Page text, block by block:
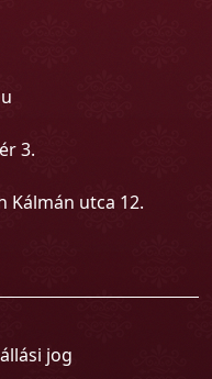
3.
Kálmán utca 12.
jog